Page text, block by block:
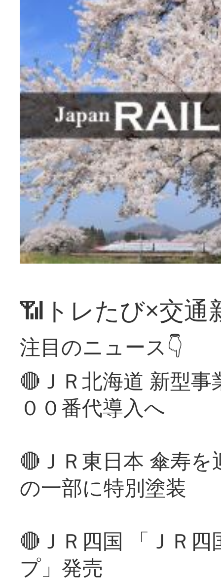
📶トレたび×交通
注目のニュース👇
🔴ＪＲ北海道 新型
００番代導入へ
🔴ＪＲ東日本 傘寿
の一部に特別塗装
🔴ＪＲ四国 「ＪＲ
プ」発売